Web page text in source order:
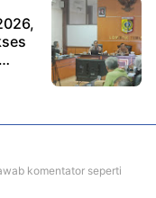
komentator seperti